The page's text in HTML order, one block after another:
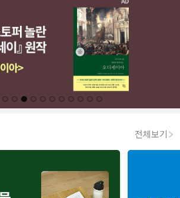
전체보기